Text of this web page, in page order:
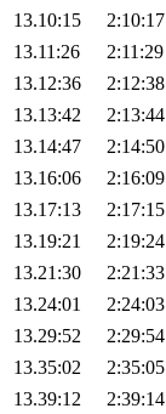
13.10:15
2:10:17
13.11:26
2:11:29
13.12:36
2:12:38
13.13:42
2:13:44
13.14:47
2:14:50
13.16:06
2:16:09
13.17:13
2:17:15
13.19:21
2:19:24
13.21:30
2:21:33
13.24:01
2:24:03
13.29:52
2:29:54
13.35:02
2:35:05
13.39:12
2:39:14